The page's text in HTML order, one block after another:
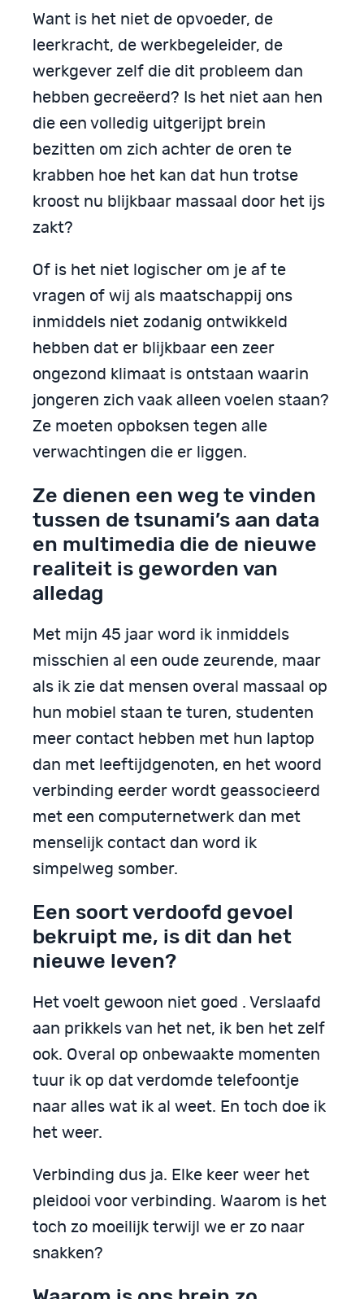
Want is het niet de opvoeder, de
leerkracht, de werkbegeleider, de
werkgever zelf die dit probleem dan
hebben gecreëerd? Is het niet aan hen
die een volledig uitgerijpt brein
bezitten om zich achter de oren te
krabben hoe het kan dat hun trotse
kroost nu blijkbaar massaal door het ijs
zakt?
Of is het niet logischer om je af te
vragen of wij als maatschappij ons
inmiddels niet zodanig ontwikkeld
hebben dat er blijkbaar een zeer
ongezond klimaat is ontstaan waarin
jongeren zich vaak alleen voelen staan?
Ze moeten opboksen tegen alle
verwachtingen die er liggen.
Ze dienen een weg te vinden
tussen de tsunami’s aan data
en multimedia die de nieuwe
realiteit is geworden van
alledag
Met mijn 45 jaar word ik inmiddels
misschien al een oude zeurende, maar
als ik zie dat mensen overal massaal op
hun mobiel staan te turen, studenten
meer contact hebben met hun laptop
dan met leeftijdgenoten, en het woord
verbinding eerder wordt geassocieerd
met een computernetwerk dan met
menselijk contact dan word ik
simpelweg somber.
Een soort verdoofd gevoel
bekruipt me, is dit dan het
nieuwe leven?
Het voelt gewoon niet goed . Verslaafd
aan prikkels van het net, ik ben het zelf
ook. Overal op onbewaakte momenten
tuur ik op dat verdomde telefoontje
naar alles wat ik al weet. En toch doe ik
het weer.
Verbinding dus ja. Elke keer weer het
pleidooi voor verbinding. Waarom is het
toch zo moeilijk terwijl we er zo naar
snakken?